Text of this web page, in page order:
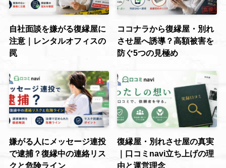
自社面談を嫌がる復縁屋に
注意｜レンタルオフィスの
罠
ココナラから復縁屋・別れ
させ屋へ誘導？高額被害を
防ぐ5つの見極め
嫌がる人にメッセージ連投
で逮捕？復縁中の連絡リス
クと危険ライン
復縁屋・別れさせ屋の真実
｜口コミnavi立ち上げの理
由と運営理念